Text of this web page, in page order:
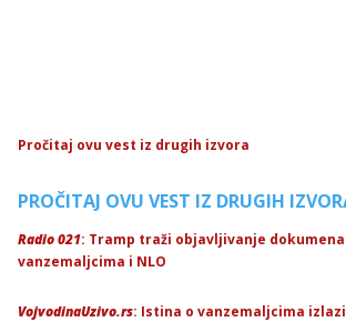
Pročitaj ovu vest iz drugih izvora
PROČITAJ OVU VEST IZ DRUGIH
Radio 021: Tramp traži objavljivanje
vanzemaljcima i NLO
VojvodinaUzivo.rs: Istina o vanzemaljcima